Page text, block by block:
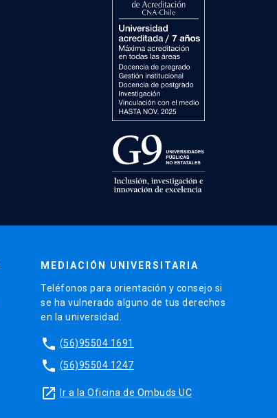
MEDIACIÓN UNIVERSITARIA
Teléfonos para orientación y consejo si
se ha vulnerado alguno de tus derechos
en la universidad.
phone (56)95504 1691
phone (56)95504 1247
launch Ir a la Oficina de Ombuds UC